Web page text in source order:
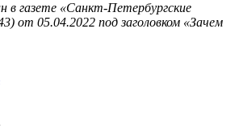
в газете «Санкт-Петербургские
от 05.04.2022 под заголовком «Зачем